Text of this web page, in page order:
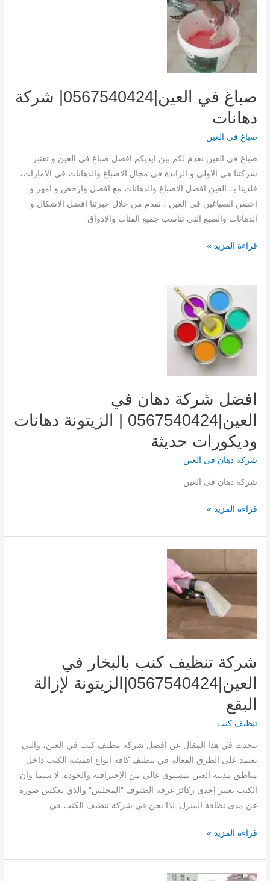
كنب
صباغ في العين|0567540424| شركة
دهانات
صباغ فى العين
صباغ في العين نقدم لكم بين ايديكم افضل صباغ في العين و تعتبر
شركتنا هي الاولي و الرائدة في مجال الاصباغ والدهانات في الامارات،
فلدينا بــ العين افضل الاصباغ والدهانات مع افضل وارخص و امهر و
احسن الصباغين في العين ، نقدم من خلال خبرتنا افضل الاشكال و
الدهانات والصبغ التي تناسب جميع الفئات والاذواق
صباغ
العين|0567540424|
دهانات
قراءة المزيد »
افضل شركة دهان في
العين|0567540424 | الزيتونة دهانات
وديكورات حديثة
شركة دهان فى العين
شركة دهان فى العين
افضل
دهان
العين|0567540424
الزيتونة
وديكورات
قراءة المزيد »
شركة تنظيف كنب بالبخار في
العين|0567540424|الزيتونة لإزالة
البقع
تنظيف كنب
نتحدث في هذا المقال عن افضل شركة تنظيف كنب في العين، والتي
تعتمد على الطرق الفعالة في تنظيف كافة أنواع اقمشة الكنب داخل
مناطق مدينة العين بمستوى عالي من الإحترافية والجودة. لا سيما وأن
الكنب يعتبر إحدى ركائز غرفة الضيوف “المجلس” والذي يعكس صورة
عن مدى نظافة المنزل. لذا نحن في شركة تنظيف الكنب في
شركة
كنب
بالبخار
قراءة المزيد »